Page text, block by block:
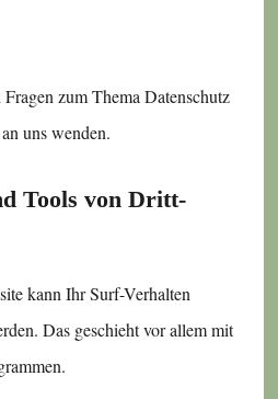
zum Thema Datenschutz
uns wenden.
Tools von Dritt­
kann Ihr Surf-Verhalten
Das geschieht vor allem mit